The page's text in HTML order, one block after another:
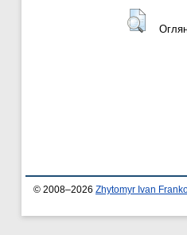
© 2008–2026 Zhytomyr Ivan